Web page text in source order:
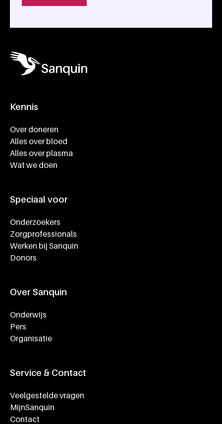
Kennis
Over doneren
Alles over bloed
Alles over plasma
Wat we doen
Speciaal voor
Onderzoekers
Zorgprofessionals
Werken bij Sanquin
Donors
Over Sanquin
Onderwijs
Pers
Organisatie
Service & Contact
Veelgestelde vragen
MijnSanquin
Contact